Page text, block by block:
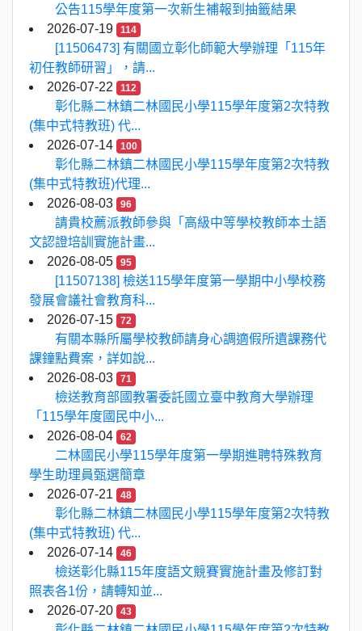
公告115學年度第一次新生補報到抽籤結果
2026-07-19
114
[11506473] 有關國立彰化師範大學辦理「115年
初任教師研習」，請...
2026-07-22
112
彰化縣二林鎮二林國民小學115學年度第2次特教
(集中式特教班) 代...
2026-07-14
100
彰化縣二林鎮二林國民小學115學年度第2次特教
(集中式特教班)代理...
2026-08-03
96
請貴校薦派教師參與「高級中等學校教師本土語
文認證培訓實施計畫...
2026-08-05
95
[11507138] 檢送115學年度第一學期中小學校務
發展會議社會教育科...
2026-07-15
72
有關本縣所屬學校教師請身心調適假所遺課務代
課鐘點費案，詳如說...
2026-08-03
71
檢送教育部國教署委託國立臺中教育大學辦理
「115學年度國民中小...
2026-08-04
62
二林國民小學115學年度第一學期進聘特殊教育
學生助理員甄選簡章
2026-07-21
48
彰化縣二林鎮二林國民小學115學年度第2次特教
(集中式特教班) 代...
2026-07-14
46
檢送彰化縣115年度語文競賽實施計畫及修訂對
照表各1份，請轉知並...
2026-07-20
43